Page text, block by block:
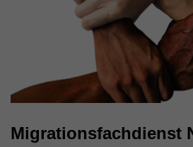
Migrationsfachdienst